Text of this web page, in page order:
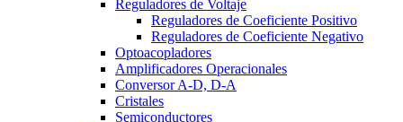
Reguladores de Voltaje
Reguladores de Coeficiente Positivo
Reguladores de Coeficiente Negativo
Optoacopladores
Amplificadores Operacionales
Conversor A-D, D-A
Cristales
Semiconductores